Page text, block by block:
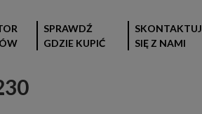
SPRAWDŹ
GDZIE KUPIĆ
SKONTAKTUJ
SIĘ Z NAMI